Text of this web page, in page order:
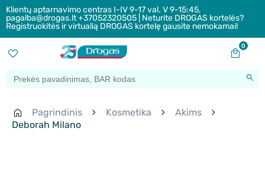
Klientų aptarnavimo centras I-IV 9-17 val. V 9-15:45,
pagalba@drogas.lt +37052320505 | Neturite DROGAS kortelės?
Registruokitės ir virtualią DROGAS kortelę gausite nemokamai!
0
Pagrindinis Kosmetika
Akims
Deborah Milano